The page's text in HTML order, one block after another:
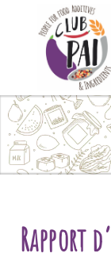
Skip to content
Rapport